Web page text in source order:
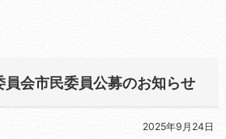
員会市民委員公募のお知らせ
2025年9月24日